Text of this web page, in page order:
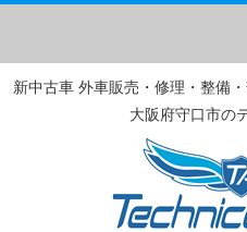
新中古車 外車販売・修理・整備
大阪府守口市の